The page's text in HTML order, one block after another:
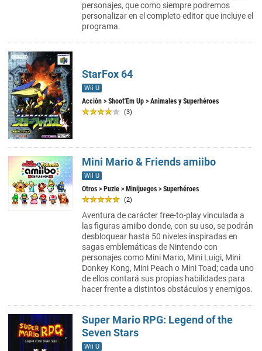
personajes, que como siempre podremos
personalizar en el completo editor que incluye el
programa.
StarFox 64
Wii U
Acción > Shoot'Em Up > Animales y Superhéroes
(3)
Mini Mario & Friends amiibo
Wii U
Otros > Puzle > Minijuegos > Superhéroes
(2)
Aventura de carácter free-to-play vinculada a
las figuras amiibo donde, con su uso, se podrán
desbloquear hasta 50 niveles inspiradas en
sagas emblemáticas de Nintendo con
personajes como Mini Mario, Mini Luigi, Mini
Donkey Kong, Mini Peach o Mini Toad; cada uno
de ellos contará sus propias habilidades para
hacer frente a distintos obstáculos y enemigos.
Super Mario RPG: Legend of the
Seven Stars
Wii U